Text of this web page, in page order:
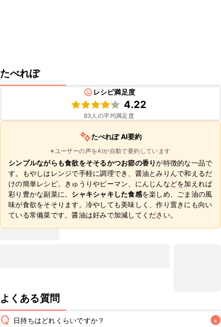
たべれぽ
レシピ満足度
4.22
83 人の平均満足度
たべれぽ AI要約
※ユーザーの声をAIが自動で要約しています
シンプルながらも食欲をそそるかつお節の香りが特徴的な一品で
す。もやしはレンジで手軽に調理でき、醤油とみりんで和えるだ
けの簡単レシピ。きゅうりやピーマン、にんじんなどを加えれば
彩り豊かな副菜に。 シャキシャキした食感を楽しめ、ごま油の風
味が食欲をそそります。冷やしても美味しく、作り置きにも向い
ている常備菜です。醤油は好みで加減してください。
よくある質問
Q 日持ちはどれくらいですか？ +